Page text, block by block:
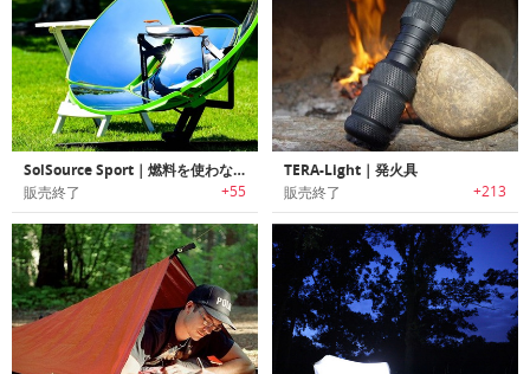
SolSource Sport｜燃料を使わないポータブルソーラーパワーグリル「ソルソーススポーツ」
販売終了 +55
TERA-Light｜発火具
販売終了 +213